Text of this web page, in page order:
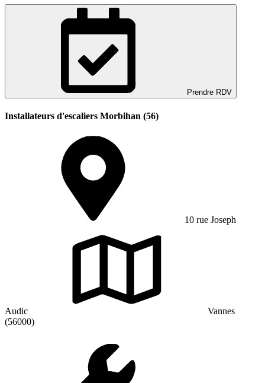
Prendre RDV
Installateurs d'escaliers Morbihan (56)
10 rue Joseph
Audic
Vannes
(56000)